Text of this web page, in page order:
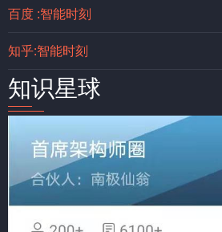
百度 :智能时刻
知乎:智能时刻
知识星球